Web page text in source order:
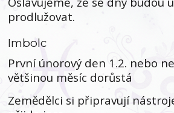
prodlužovat.
Imbolc
První únorový den 1.2. nebo
většinou měsíc dorůstá
Zemědělci si připravují